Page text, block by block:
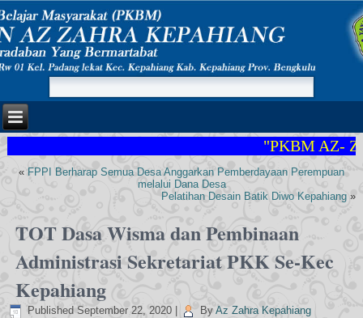
"PKBM AZ-
« FPPI Berharap Semua Desa Anggarkan Pemberdayaan Perempuan
melalui Dana Desa
Pelatihan Desain Batik Diwo Kepahiang»
TOT Dasa Wisma dan Pembinaan
Administrasi Sekretariat PKK Se-Kec
Kepahiang
Published September 22, 2020 By Az Zahra Kepahiang